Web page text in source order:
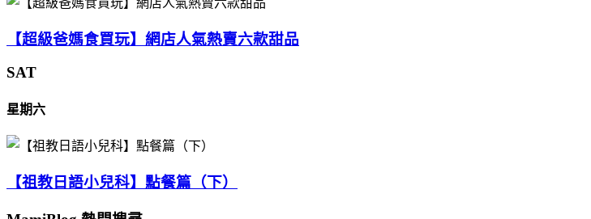
【超級爸媽食買玩】網店人氣熱賣六款甜品
SAT
星期六
【祖教日語小兒科】點餐篇（下）